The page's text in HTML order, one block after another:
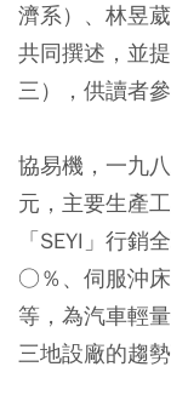
濟系）、林昱
共同撰述，並
三），供讀者參
協易機，一九
元，主要生產
「SEYI」行銷
○％、伺服沖
等，為汽車輕
三地設廠的趨